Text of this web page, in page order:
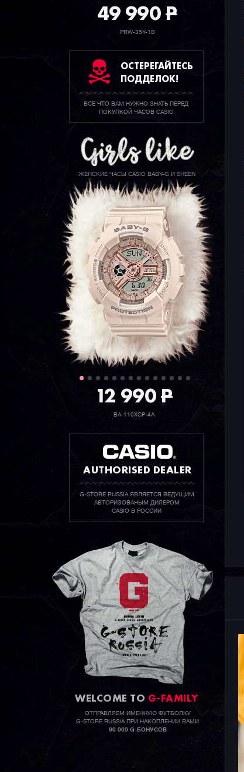
49 990P
PRW-35Y-1B
ОСТЕРЕГАЙТЕСЬ
ПОДДЕЛОК!
ВСЕ ЧТО ВАМ НУЖНО ЗНАТЬ ПЕРЕД
ПОКУПКОЙ ЧАСОВ CASIO
ЖЕНСКИЕ ЧАСЫ CASIO BABY-G И SHEEN
12 990P
BA-110XCP-4A
AUTHORISED DEALER
G-STORE RUSSIA ЯВЛЯЕТСЯ ВЕДУЩИМ
АВТОРИЗОВАНЫМ ДИЛЕРОМ
CASIO В РОССИИ
WELCOME TO G-FAMILY
ОТПРАВЛЯЕМ ИМЕННУЮ ФУТБОЛКУ
G-STORE RUSSIA ПРИ НАКОПЛЕНИИ ВАМИ
90 000 G-БОНУСОВ